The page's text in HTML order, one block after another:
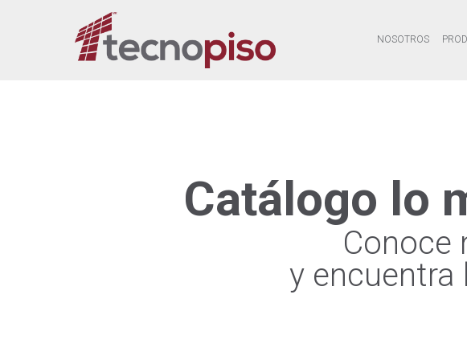
NOSOTROS
Catálogo lo
Conoce
y encuentra